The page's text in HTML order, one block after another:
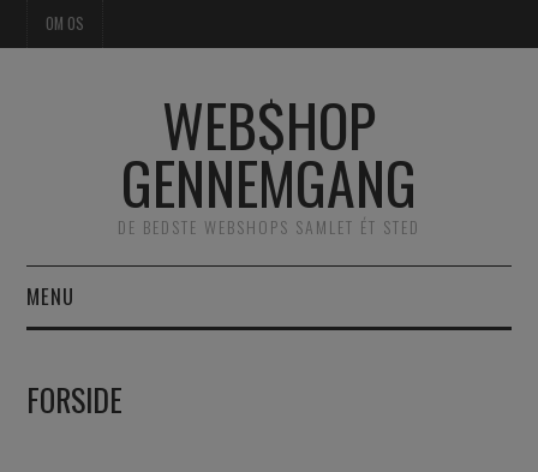
OM OS
WEB$HOP
GENNEMGANG
DE BEDSTE WEBSHOPS SAMLET ÉT STED
MENU
TØJ
FORSIDE